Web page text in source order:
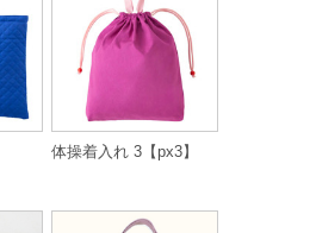
体操着入れ 3【px3】